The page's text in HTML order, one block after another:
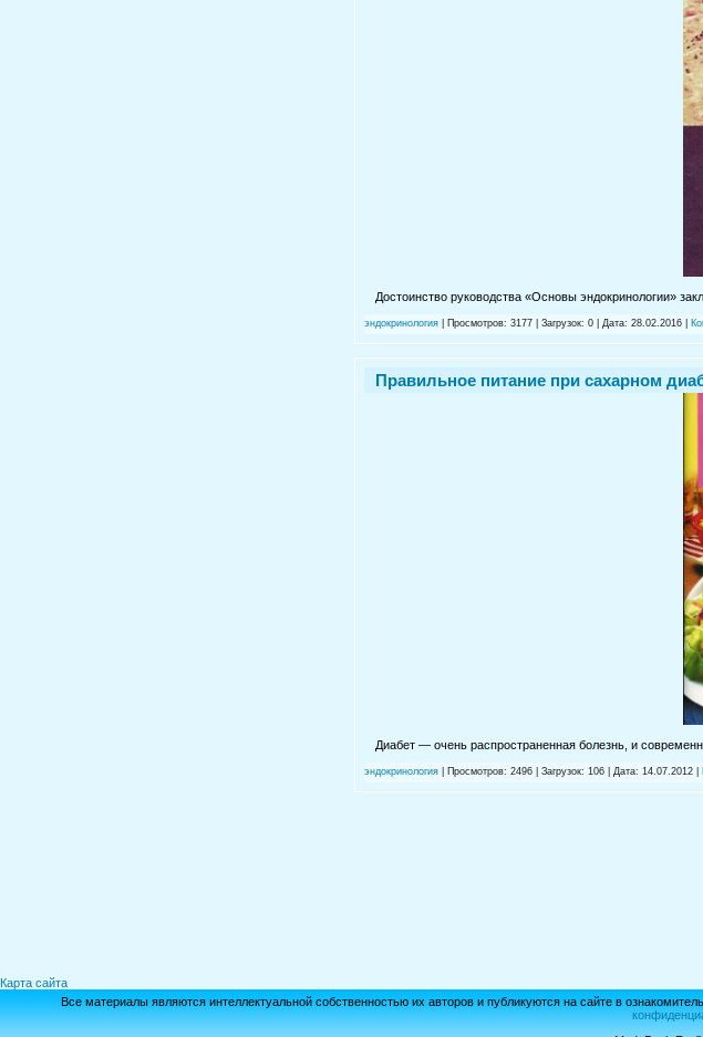
Достоинство руководства «Основы эндокринологии»
эндокринология | Просмотров: 3177 | Загрузок: 0 | Дата: 28.02.2016
Правильное питание при сахарном
Диабет — очень распространенная болезнь, и
эндокринология | Просмотров: 2496 | Загрузок: 106 | Дата: 14.07.2012
Карта сайта
Все материалы являются интеллектуальной собственностью их авторов и публикуются на сайте в